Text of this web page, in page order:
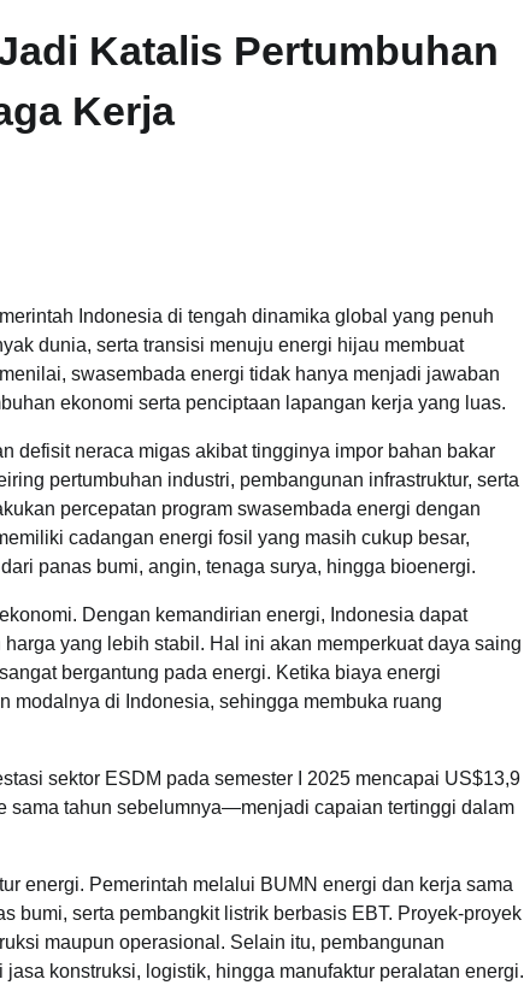
Katalis Pertumbuhan
Kerja
Indonesia di tengah dinamika global yang penuh
dunia, serta transisi menuju energi hijau membuat
swasembada energi tidak hanya menjadi jawaban
ekonomi serta penciptaan lapangan kerja yang luas.
defisit neraca migas akibat tingginya impor bahan bakar
pertumbuhan industri, pembangunan infrastruktur, serta
percepatan program swasembada energi dengan
cadangan energi fosil yang masih cukup besar,
panas bumi, angin, tenaga surya, hingga bioenergi.
Dengan kemandirian energi, Indonesia dapat
yang lebih stabil. Hal ini akan memperkuat daya saing
bergantung pada energi. Ketika biaya energi
modalnya di Indonesia, sehingga membuka ruang
sektor ESDM pada semester I 2025 mencapai US$13,9
sama tahun sebelumnya—menjadi capaian tertinggi dalam
energi. Pemerintah melalui BUMN energi dan kerja sama
bumi, serta pembangkit listrik berbasis EBT. Proyek-proyek
maupun operasional. Selain itu, pembangunan
konstruksi, logistik, hingga manufaktur peralatan energi.